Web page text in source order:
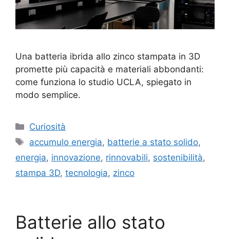
Una batteria ibrida allo zinco stampata in 3D
promette più capacità e materiali abbondanti:
come funziona lo studio UCLA, spiegato in
modo semplice.
Categorie
Curiosità
Tag
accumulo energia, batterie a stato solido,
energia, innovazione, rinnovabili, sostenibilità,
stampa 3D, tecnologia, zinco
Batterie allo stato